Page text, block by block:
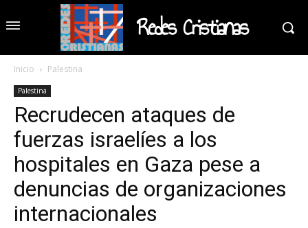
Redes Cristianas
Inicio Palestina
Palestina
Recrudecen ataques de
fuerzas israelíes a los
hospitales en Gaza pese a
denuncias de organizaciones
internacionales